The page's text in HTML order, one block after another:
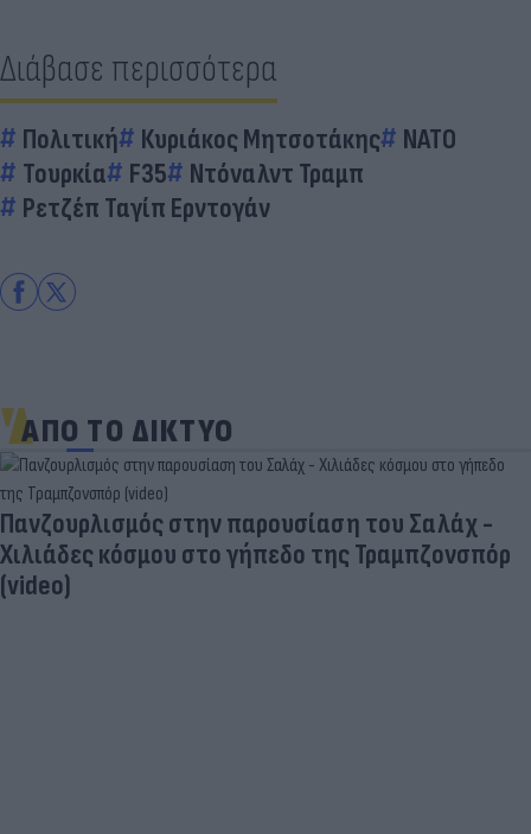
Διάβασε περισσότερα
Πολιτική Κυριάκος Μητσοτάκης
ΝΑΤΟ
Τουρκία
F35
Ντόναλντ Τραμπ
Ρετζέπ Ταγίπ Ερντογάν
ΑΠΟ ΤΟ ΔΙΚΤΥΟ
Πανζουρλισμός στην παρουσίαση του Σαλάχ -
Χιλιάδες κόσμου στο γήπεδο της Τραμπζονσπόρ
(video)